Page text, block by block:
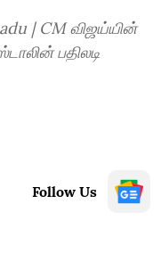
பதிலடி
Follow Us